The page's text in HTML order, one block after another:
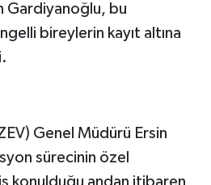
Gardiyanoğlu, bu
bireylerin kayıt altına
Genel Müdürü Ersin
sürecinin özel